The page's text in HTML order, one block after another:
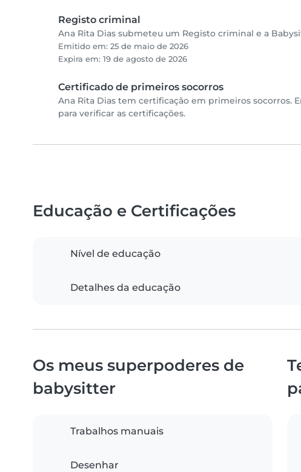
Registo criminal
Ana Rita Dias submeteu um Registo criminal e a
Emitido em: 25 de maio de 2026
Expira em: 19 de agosto de 2026
Certificado de primeiros socorros
Ana Rita Dias tem certificação em primeiros
para verificar as certificações.
Educação e Certificações
Nível de educação
Detalhes da educação
Os meus superpoderes de
babysitter
Trabalhos manuais
Desenhar